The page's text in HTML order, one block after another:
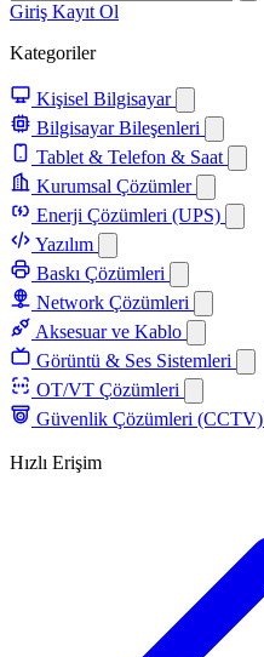
Giriş Kayıt Ol
Kategoriler
Kişisel Bilgisayar
Bilgisayar Bileşenleri
Tablet & Telefon & Saat
Kurumsal Çözümler
Enerji Çözümleri (UPS)
Yazılım
Baskı Çözümleri
Network Çözümleri
Aksesuar ve Kablo
Görüntü & Ses Sistemleri
OT/VT Çözümleri
Güvenlik Çözümleri (CCTV)
Hızlı Erişim